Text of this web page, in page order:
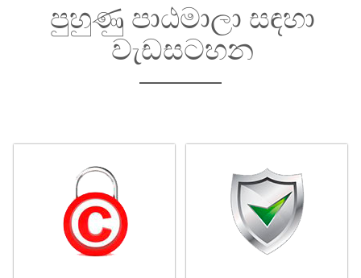
පුහුණු පාඨමාලා සඳහා
වැඩසටහන